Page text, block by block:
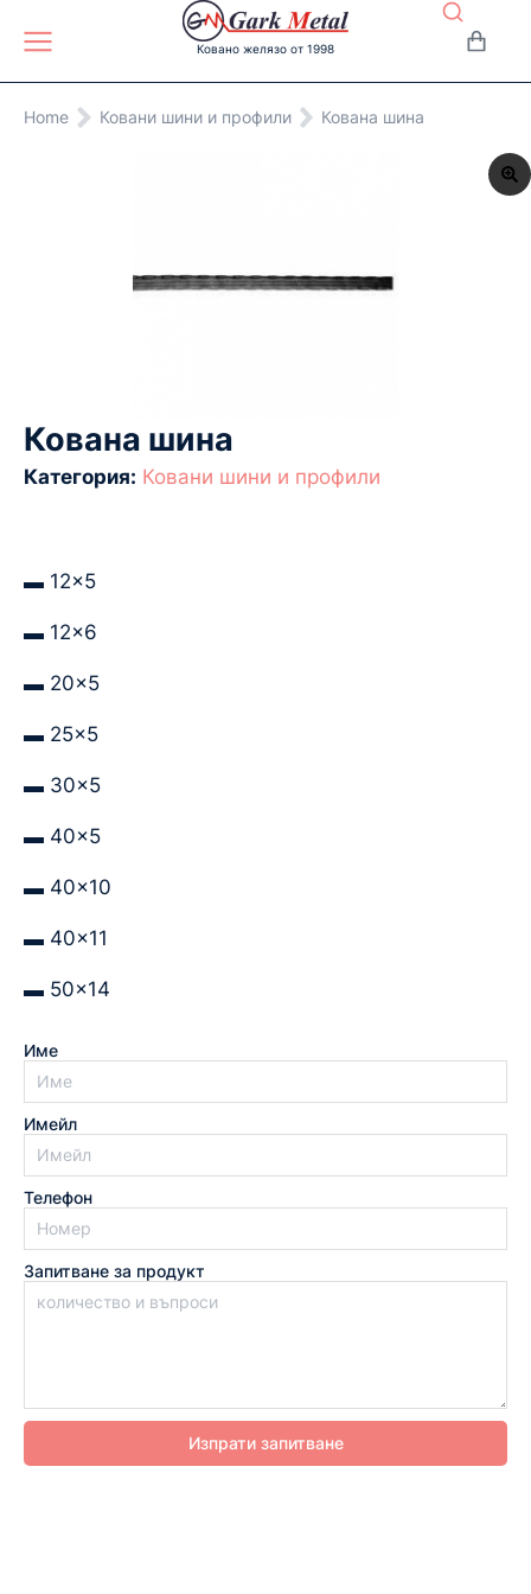
Ковано желязо от 1998
You are here:
Home Ковани шини и профили Кована шина
Кована шина
Категория: Ковани шини и профили
▬ 12×5
▬ 12×6
▬ 20×5
▬ 25×5
▬ 30×5
▬ 40×5
▬ 40×10
▬ 40×11
▬ 50×14
Име
Имейл
Телефон
Запитване за продукт
Изпрати запитване